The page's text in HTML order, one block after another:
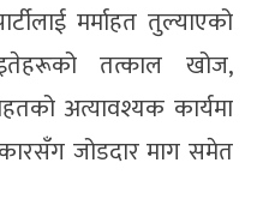
मर्माहत तुल्याएको
तत्काल खोज,
अत्यावश्यक कार्यमा
जोडदार माग समेत